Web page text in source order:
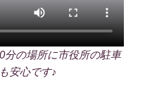
分の場所に市役所の駐車
安心です♪